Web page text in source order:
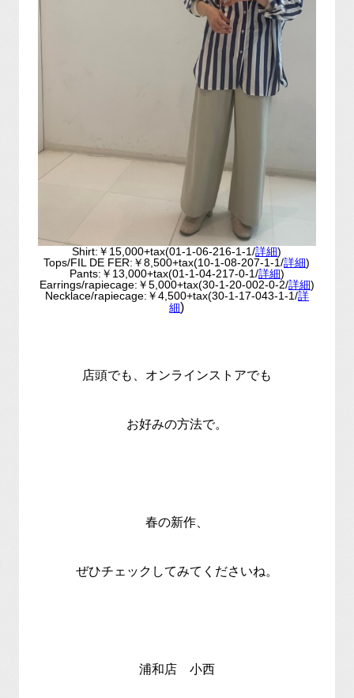
Shirt:￥15,000+tax(01-1-06-216-1-1/詳細)
Tops/FIL DE FER:￥8,500+tax(10-1-08-207-1-1/詳細)
Pants:￥13,000+tax(01-1-04-217-0-1/詳細)
Earrings/rapiecage:￥5,000+tax(30-1-20-002-0-2/詳細)
Necklace/rapiecage:￥4,500+tax(30-1-17-043-1-1/詳
細)
店頭でも、オンラインストアでも
お好みの方法で。
春の新作、
ぜひチェックしてみてくださいね。
浦和店 小西